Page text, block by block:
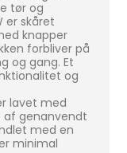
tør og
er skåret
knapper
forbliver på
og gang. Et
og
lavet med
genanvendt
med en
minimal